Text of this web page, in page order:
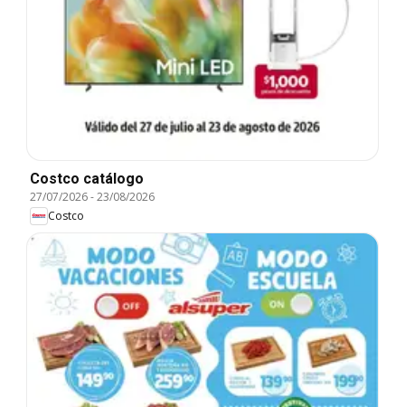
Costco catálogo
27/07/2026-23/08/2026
Costco